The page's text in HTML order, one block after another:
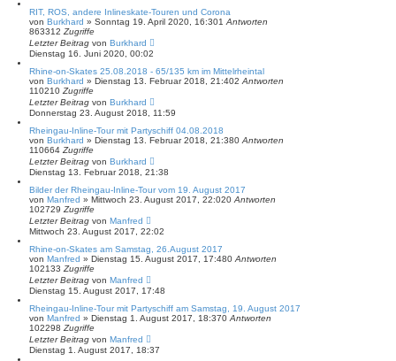
RIT, ROS, andere Inlineskate-Touren und Corona
von Burkhard » Sonntag 19. April 2020, 16:301 Antworten
863312 Zugriffe
Letzter Beitrag von Burkhard
Dienstag 16. Juni 2020, 00:02
Rhine-on-Skates 25.08.2018 - 65/135 km im Mittelrheintal
von Burkhard » Dienstag 13. Februar 2018, 21:402 Antworten
110210 Zugriffe
Letzter Beitrag von Burkhard
Donnerstag 23. August 2018, 11:59
Rheingau-Inline-Tour mit Partyschiff 04.08.2018
von Burkhard » Dienstag 13. Februar 2018, 21:380 Antworten
110664 Zugriffe
Letzter Beitrag von Burkhard
Dienstag 13. Februar 2018, 21:38
Bilder der Rheingau-Inline-Tour vom 19. August 2017
von Manfred » Mittwoch 23. August 2017, 22:020 Antworten
102729 Zugriffe
Letzter Beitrag von Manfred
Mittwoch 23. August 2017, 22:02
Rhine-on-Skates am Samstag, 26.August 2017
von Manfred » Dienstag 15. August 2017, 17:480 Antworten
102133 Zugriffe
Letzter Beitrag von Manfred
Dienstag 15. August 2017, 17:48
Rheingau-Inline-Tour mit Partyschiff am Samstag, 19. August 2017
von Manfred » Dienstag 1. August 2017, 18:370 Antworten
102298 Zugriffe
Letzter Beitrag von Manfred
Dienstag 1. August 2017, 18:37